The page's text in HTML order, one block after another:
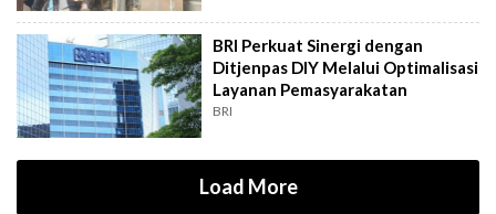
BRI Perkuat Sinergi dengan
Ditjenpas DIY Melalui Optimalisasi
Layanan Pemasyarakatan
BRI
Load More